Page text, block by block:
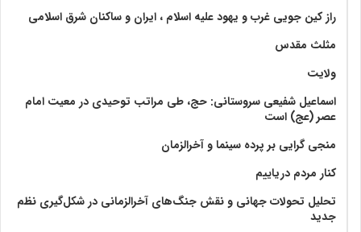
راز کین جویی غرب و یهود علیه اسلام ، ایران و ساکنان شرق اسلامی
مثلث مقدس
ولايت‏
اسماعیل شفیعی سروستانی: حج، طی مراتب توحیدی در معیت امام
عصر (عج) است
منجی گرایی بر پرده سینما و آخرالزمان
کنار مردم دریاییم
تحلیل تحولات جهانی و نقش جنگ‌های آخرالزمانی در شکل‌گیری نظم
جدید